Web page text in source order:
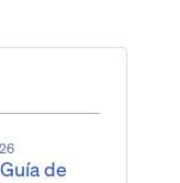
de